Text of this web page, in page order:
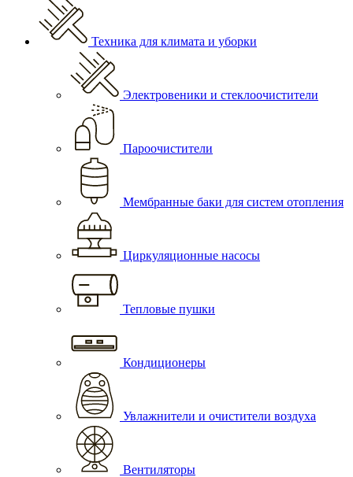
Техника для климата и уборки
Электровеники и стеклоочистители
Пароочистители
Мембранные баки для систем отопления
Циркуляционные насосы
Тепловые пушки
Кондиционеры
Увлажнители и очистители воздуха
Вентиляторы